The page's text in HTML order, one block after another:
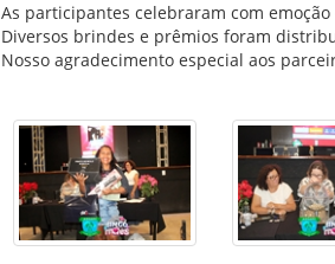
As participantes celebraram com
Diversos brindes e prêmios foram
Nosso agradecimento especial aos